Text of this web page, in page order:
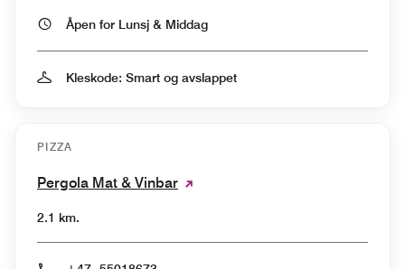
Åpen for Lunsj & Middag
Kleskode: Smart og avslappet
PIZZA
Pergola Mat & Vinbar
2.1 km.